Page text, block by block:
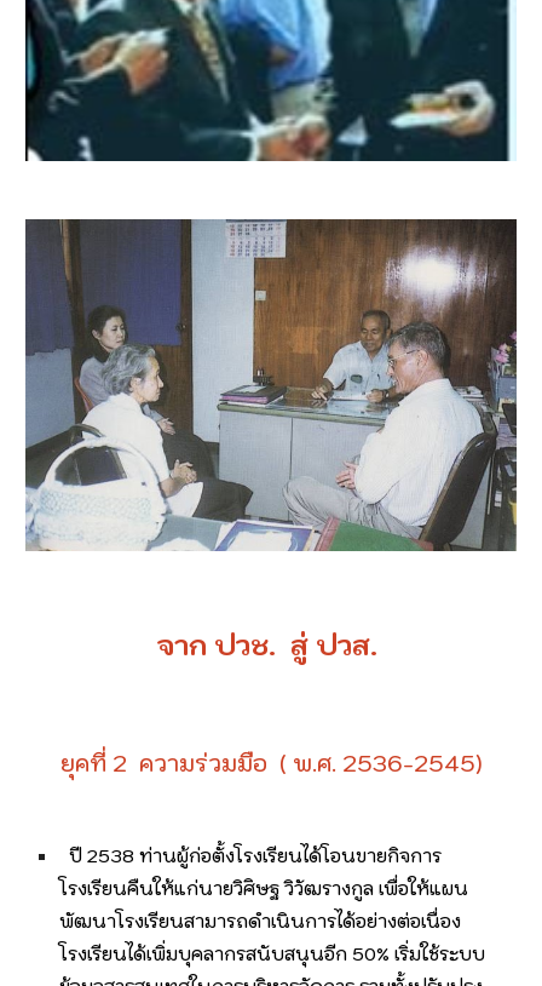
จาก ปวช. สู่ ปวส.
ยุคที่ 2 ความร่วมมือ ( พ.ศ. 2536-2545)
ปี 2538 ท่านผู้ก่อตั้งโรงเรียนได้โอนขายกิจการ
โรงเรียนคืนให้แก่นายวิศิษฐ วิวัฒรางกูล เพื่อให้แผน
พัฒนาโรงเรียนสามารถดำเนินการได้อย่างต่อเนื่อง
โรงเรียนได้เพิ่มบุคลากรสนับสนุนอีก 50% เริ่มใช้ระบบ